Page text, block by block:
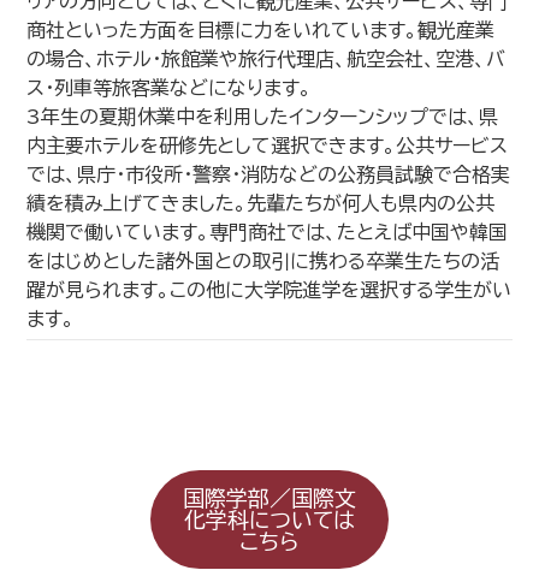
商社といった方面を目標に力をいれています。観光産業
の場合、ホテル・旅館業や旅行代理店、航空会社、空港、バ
ス・列車等旅客業などになります。
3年生の夏期休業中を利用したインターンシップでは、県
内主要ホテルを研修先として選択できます。公共サービス
では、県庁・市役所・警察・消防などの公務員試験で合格実
績を積み上げてきました。先輩たちが何人も県内の公共
機関で働いています。専門商社では、たとえば中国や韓国
をはじめとした諸外国との取引に携わる卒業生たちの活
躍が見られます。この他に大学院進学を選択する学生がい
ます。
国際学部／国際文
化学科については
こちら